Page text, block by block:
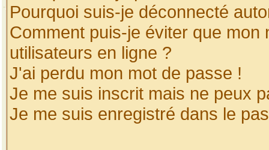
Pourquoi suis-je déconnecté
Comment puis-je éviter que
utilisateurs en ligne ?
J'ai perdu mon mot de passe !
Je me suis inscrit mais ne peux
Je me suis enregistré dans le